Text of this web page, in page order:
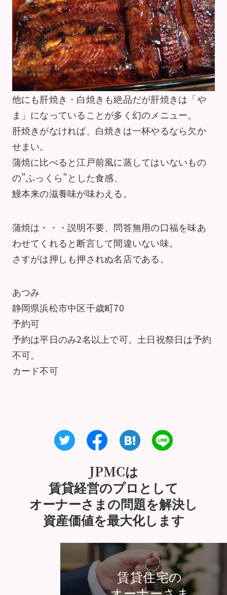
他にも肝焼き・白焼きも絶品だが肝焼きは「や
ま」になっていることが多く幻のメニュー。
肝焼きがなければ、白焼きは一杯やるなら欠か
せまい。
蒲焼に比べると江戸前風に蒸してはいないもの
の”ふっくら”とした食感、
鰻本来の滋養味が味わえる。
蒲焼は・・・説明不要、問答無用の口福を味あ
わせてくれると断言して間違いない味。
さすがは押しも押されぬ名店である。
あつみ
静岡県浜松市中区千歳町70
予約可
予約は平日のみ2名以上で可。土日祝祭日は予約
不可。
カード不可
JPMCは
賃貸経営のプロとして
オーナーさまの問題を解決し
資産価値を最大化します
賃貸住宅の